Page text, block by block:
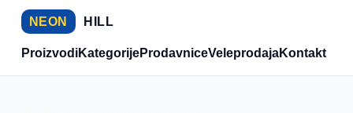
NEON HILL
ProizvodiKategorijeProdavniceVeleprodajaKontakt